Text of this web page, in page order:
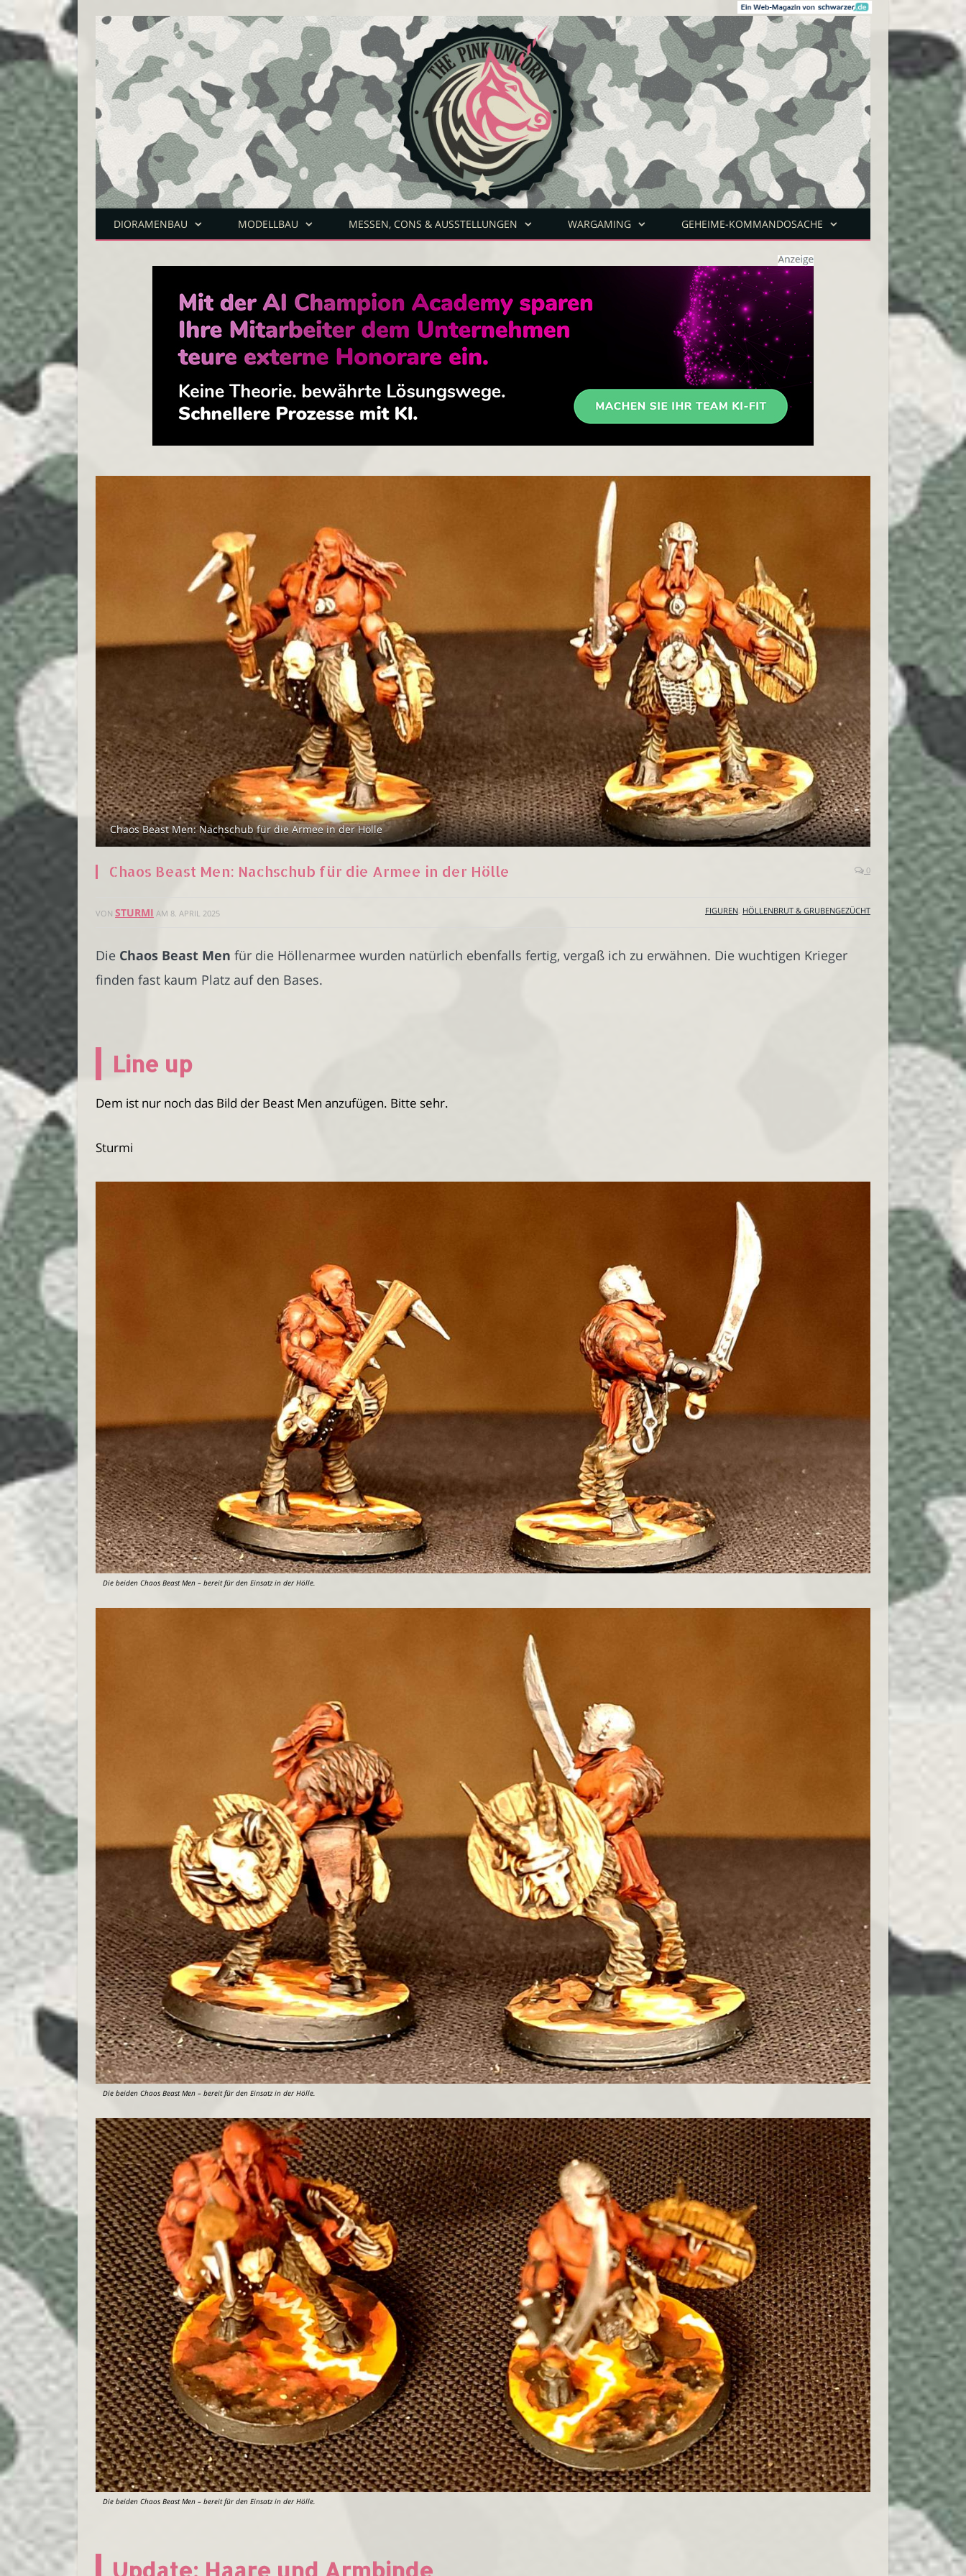
DIORAMENBAU MODELLBAU MESSEN, CONS & AUSSTELLUNGEN WARGAMING GEHEIME-KOMMANDOSACHE
Chaos Beast Men: Nachschub für die Armee in der Hölle
Chaos Beast Men: Nachschub für die Armee in der Hölle 0
VON STURMI AM 8. APRIL 2025 FIGUREN HÖLLENBRUT & GRUBENGEZÜCHT
Die Chaos Beast Men für die Höllenarmee wurden natürlich ebenfalls fertig, vergaß ich zu erwähnen. Die wuchtigen Krieger
finden fast kaum Platz auf den Bases.
Line up
Dem ist nur noch das Bild der Beast Men anzufügen. Bitte sehr.
Sturmi
Die beiden Chaos Beast Men – bereit für den Einsatz in der Hölle.
Die beiden Chaos Beast Men – bereit für den Einsatz in der Hölle.
Die beiden Chaos Beast Men – bereit für den Einsatz in der Hölle.